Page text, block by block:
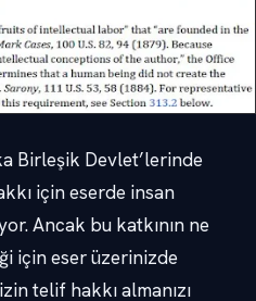
Birleşik Devlet’lerinde
için eserde insan
Ancak bu katkının ne
için eser üzerinizde
telif hakkı almanızı